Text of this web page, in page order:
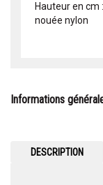
Hauteur en cm
nouée nylon
Informations
DESCRIPTION